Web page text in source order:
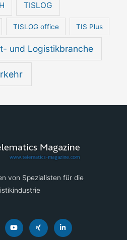
TISLOG
TISLOG office TIS Plus
und Logistikbranche
von Spezialisten für die
Y
o
u
X
i
L
i
n